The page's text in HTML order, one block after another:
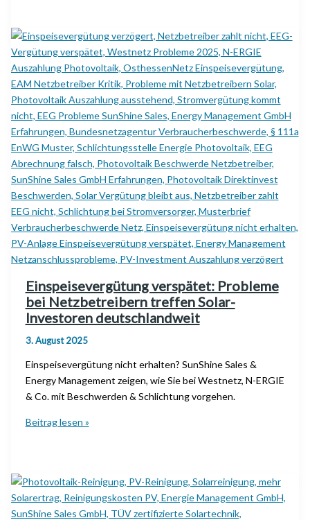
E-
Auto
mit
Photovoltaik
und
machen
sich
von
Strompreisen
und
Tankstellen
unabhängig?
Einspeisevergütung verspätet: Probleme
bei Netzbetreibern treffen Solar-
Investoren deutschlandweit
3. August 2025
Einspeisevergütung nicht erhalten? SunShine Sales &
Energy Management zeigen, wie Sie bei Westnetz, N-ERGIE
& Co. mit Beschwerden & Schlichtung vorgehen.
Einspeisevergütung
Netzbetreibern
treffen
Solar-
Beitrag lesen »